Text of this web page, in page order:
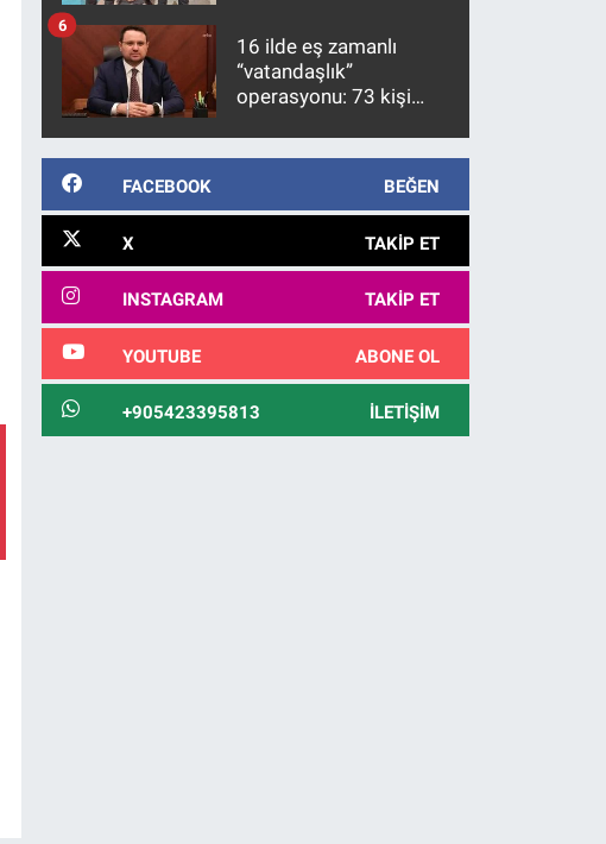
10 yıl sonra yakalandı
16 ilde eş zamanlı
“vatandaşlık”
operasyonu: 73 kişi
6
FACEBOOK BEĞEN
X TAKIP ET
INSTAGRAM TAKIP ET
YOUTUBE ABONE OL
+905423395813 İLETIŞIM